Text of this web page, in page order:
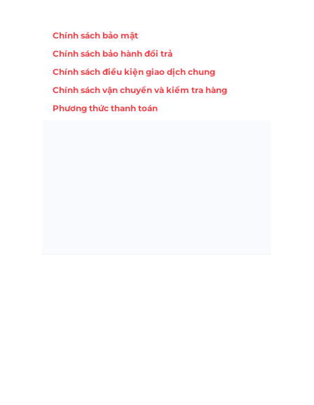
Chính sách bảo mật
Chính sách bảo hành đổi trả
Chính sách điều kiện giao dịch chung
Chính sách vận chuyển và kiểm tra hàng
Phương thức thanh toán